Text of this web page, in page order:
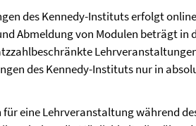
des Kennedy-Instituts erfolgt
Abmeldung von Modulen beträgt in
des Kennedy-Instituts nur in
für eine Lehrveranstaltung während